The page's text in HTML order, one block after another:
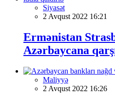
Siyasət
2 Avqust 2022 16:21
Ermənistan
Azərbaycana
Maliyyə
2 Avqust 2022 16:26